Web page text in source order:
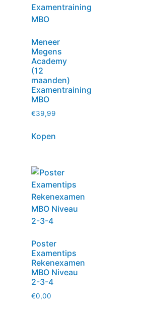
Meneer
Megens
Academy
(12
maanden)
Examentraining
MBO
€39,99
Kopen
Poster
Examentips
Rekenexamen
MBO Niveau
2-3-4
€0,00